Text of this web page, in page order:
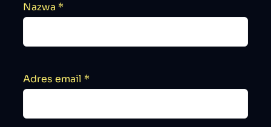
Nazwa *
Adres email *